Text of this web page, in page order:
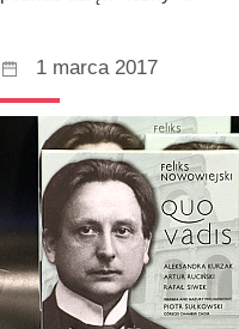
1 marca 2017